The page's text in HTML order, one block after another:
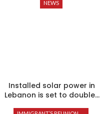
NEWS
Installed solar power in
Lebanon is set to double…